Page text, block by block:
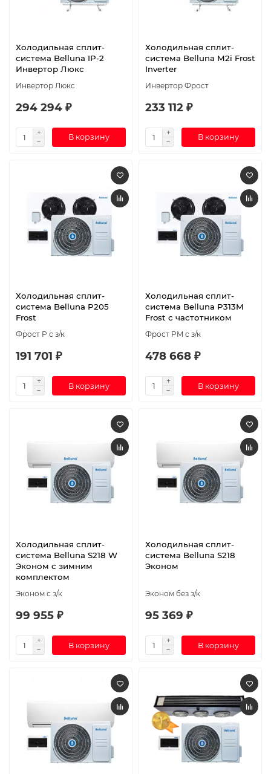
Холодильная сплит-
система Belluna IP-2
Инвертор Люкс
Инвертор Люкс
294 294 ₽
В корзину
Холодильная сплит-
система Belluna M2i Frost
Inverter
Инвертор Фрост
233 112 ₽
В корзину
Холодильная сплит-
система Belluna P205
Frost
Фрост P с з/к
191 701 ₽
В корзину
Холодильная сплит-
система Belluna P313M
Frost с частотником
Фрост PM с з/к
478 668 ₽
В корзину
Холодильная сплит-
система Belluna S218 W
Эконом с зимним
комплектом
Эконом с з/к
99 955 ₽
В корзину
Холодильная сплит-
система Belluna S218
Эконом
Эконом без з/к
95 369 ₽
В корзину